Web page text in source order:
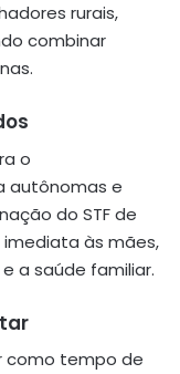
rurais,
combinar
o
autônomas e
do STF de
às mães,
a saúde familiar.
como tempo de